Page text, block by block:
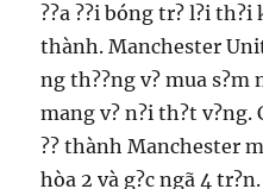
??a ??i bóng tr? l?i th?i
thành. Manchester
ng th??ng v? mua s?m
mang v? n?i th?t v?ng.
?? thành Manchester
hòa 2 và g?c ngã 4 tr?n.